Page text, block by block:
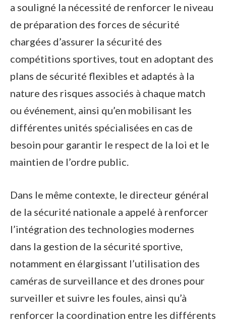
a souligné la nécessité de renforcer le niveau
de préparation des forces de sécurité
chargées d’assurer la sécurité des
compétitions sportives, tout en adoptant des
plans de sécurité flexibles et adaptés à la
nature des risques associés à chaque match
ou événement, ainsi qu’en mobilisant les
différentes unités spécialisées en cas de
besoin pour garantir le respect de la loi et le
maintien de l’ordre public.
Dans le même contexte, le directeur général
de la sécurité nationale a appelé à renforcer
l’intégration des technologies modernes
dans la gestion de la sécurité sportive,
notamment en élargissant l’utilisation des
caméras de surveillance et des drones pour
surveiller et suivre les foules, ainsi qu’à
renforcer la coordination entre les différents